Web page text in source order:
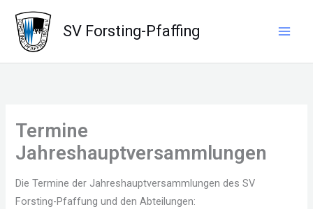
Inhalt
springen
SV Forsting-Pfaffing
Termine
Jahreshauptversammlungen
Die Termine der Jahreshauptversammlungen des SV
Forsting-Pfaffung und den Abteilungen: